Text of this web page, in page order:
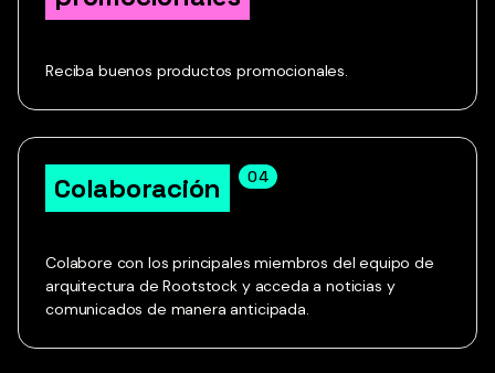
Reciba buenos productos promocionales.
Colaboración 04
Colabore con los principales miembros del equipo de
arquitectura de Rootstock y acceda a noticias y
comunicados de manera anticipada.